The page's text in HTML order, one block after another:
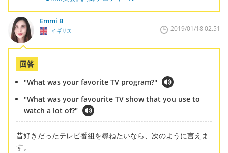
Emmi B
イギリス 2019/01/18 02:51
回答
"What was your favorite TV program?"
"What was your favourite TV show that you use to
watch a lot of?"
昔好きだったテレビ番組を尋ねたいなら、次のように言えま
す。